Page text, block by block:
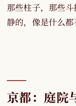
那些柱子，那些斗
静的，像是什么都
京都：庭院